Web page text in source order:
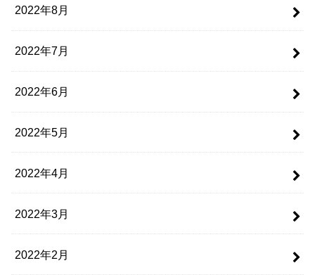
2022年8月
2022年7月
2022年6月
2022年5月
2022年4月
2022年3月
2022年2月